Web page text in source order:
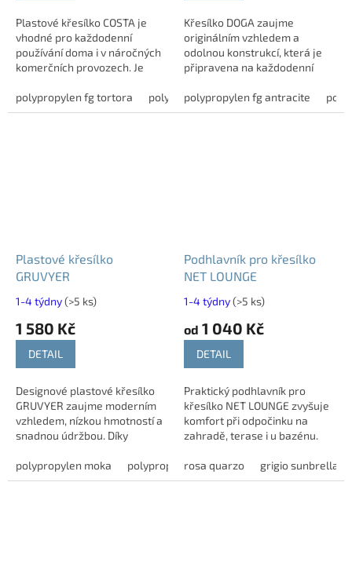
Plastové křesílko COSTA je
vhodné pro každodenní
používání doma i v náročných
komerčních provozech. Je
polypropylenu vyztuženého
skelnými vlákny, díky čemuž...
polypropylen fg tortora polypropylen fg antracite
Křesílko DOGA zaujme
originálním vzhledem a
odolnou konstrukcí, která je
připravena na každodenní
se hodí na terasy, balkony,
zahrady, do...
polypropylen fg antracite
Plastové křesílko
GRUVYER
1-4 týdny(>5 ks)
1 580 Kč
DETAIL
Designové plastové křesílko
GRUVYER zaujme moderním
vzhledem, nízkou hmotností a
snadnou údržbou. Díky
vhodné do interiéru i
exteriéru, pro domácnosti,...
polypropylen moka polypropylen giallo polypropylen grigio
Podhlavník pro křesílko
NET LOUNGE
1-4 týdny(>5 ks)
od 1 040 Kč
DETAIL
Praktický podhlavník pro
křesílko NET LOUNGE zvyšuje
komfort při odpočinku na
zahradě, terase i u bazénu.
textilních pásků zajistí stabilní
umístění na...
rosa quarzo grigio sunbrella